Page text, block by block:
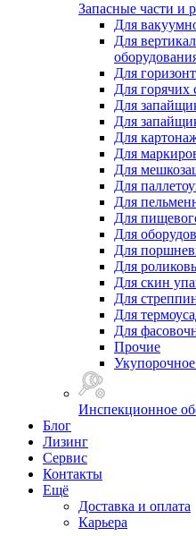
Запасные части и
Для
Для
Для
Для горячих
Для
Для
Для
Для
Для
Для
Для
Для
Для
Для
Для
Для скин
Для
Для
Для
Прочие
Инспекционное
Блог
Лизинг
Сервис
Контакты
Ещё
Доставка и оплата
Карьера